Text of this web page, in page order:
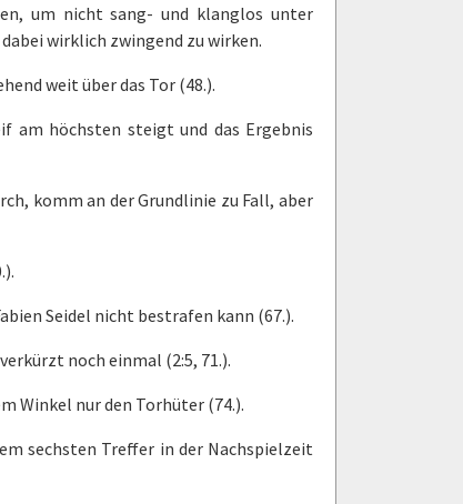
um nicht sang- und klanglos unter
wirklich zwingend zu wirken.
weit über das Tor (48.).
am höchsten steigt und das Ergebnis
komm an der Grundlinie zu Fall, aber
Seidel nicht bestrafen kann (67.).
noch einmal (2:5, 71.).
Winkel nur den Torhüter (74.).
sechsten Treffer in der Nachspielzeit